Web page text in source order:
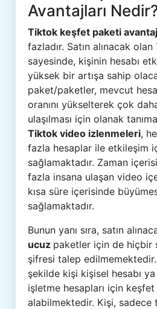
Avantajları
Tiktok keşfet paketi
fazladır. Satın alınacak
sayesinde, kişinin hesabı
yüksek bir artışa sahip
paket/paketler, mevcut
oranını yükselterek çok
ulaşılması için olanak
Tiktok video izlenmeleri,
fazla hesaplar ile etkileşim
sağlamaktadır. Zaman
fazla insana ulaşan video
kısa süre içerisinde
sağlamaktadır.
Bunun yanı sıra, satın
ucuz paketler için de hiçbir
şifresi talep
şekilde kişi kişisel hesabı
işletme hesapları için
alabilmektedir. Kişi, sadece